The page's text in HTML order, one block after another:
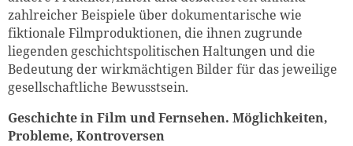
zahlreicher Beispiele über dokumentarische wie
fiktionale Filmproduktionen, die ihnen zugrunde
liegenden geschichtspolitischen Haltungen und die
Bedeutung der wirkmächtigen Bilder für das jeweilige
gesellschaftliche Bewusstsein.
Geschichte in Film und Fernsehen. Möglichkeiten,
Probleme, Kontroversen